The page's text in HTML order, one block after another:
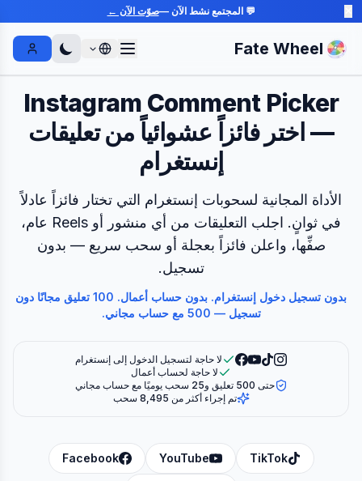
💬 المجتمع نشط الآن —صوّت الآن ←
Fate Wheel
Sign In
Instagram Comment Picker
— اختر فائزاً عشوائياً من تعليقات
إنستغرام
الأداة المجانية لسحوبات إنستغرام التي تختار فائزاً عادلاً
في ثوانٍ. اجلب التعليقات من أي منشور أو Reels عام،
صفِّها، واعلن فائزاً بعجلة أو سحب سريع — بدون
تسجيل.
بدون تسجيل دخول إنستغرام. بدون حساب أعمال. 100 تعليق مجانًا دون
تسجيل — 500 مع حساب مجاني.
لا حاجة لتسجيل الدخول إلى إنستغرام
لا حاجة لحساب أعمال
حتى 500 تعليق و25 سحب يوميًا مع حساب مجاني
تم إجراء أكثر من 8,495 سحب
TikTok
YouTube
Facebook